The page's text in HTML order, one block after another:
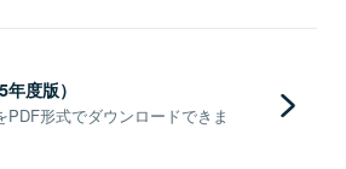
度版）
形式でダウンロードできま